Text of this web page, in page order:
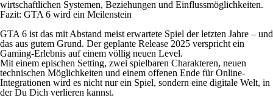
wirtschaftlichen Systemen, Beziehungen und Einflussmöglichkeiten.
Fazit: GTA 6 wird ein Meilenstein
GTA 6 ist das mit Abstand meist erwartete Spiel der letzten Jahre – und
das aus gutem Grund. Der geplante Release 2025 verspricht ein
Gaming-Erlebnis auf einem völlig neuen Level.
Mit einem epischen Setting, zwei spielbaren Charakteren, neuen
technischen Möglichkeiten und einem offenen Ende für Online-
Integrationen wird es nicht nur ein Spiel, sondern eine digitale Welt, in
der Du Dich verlieren kannst.